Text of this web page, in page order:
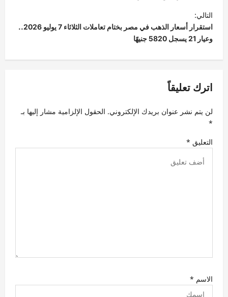
ح
ا
ل
م
ا
ل
ا
ت
التالي:
استقرار أسعار الذهب في مصر بختام تعاملات الثلاثاء 7 يوليو 2026..
وعيار 21 يسجل 5820 جنيهًا
اترك تعليقاً
لن يتم نشر عنوان بريدك الإلكتروني. الحقول الإلزامية مشار إليها بـ
*
التعليق *
الاسم *